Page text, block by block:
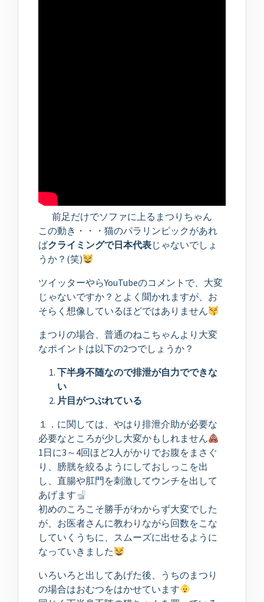
前足だけでソファに上るまつりちゃん
この動き・・・猫のパラリンピックがあれ
ばクライミングで日本代表じゃないでしょ
うか？(笑)
ツイッターやらYouTubeのコメントで、大変
じゃないですか？とよく聞かれますが、お
そらく想像しているほどではありません
まつりの場合、普通のねこちゃんより大変
なポイントは以下の2つでしょうか？
下半身不随なので排泄が自力でできな
い
片目がつぶれている
１．に関しては、やはり排泄介助が必要な
必要なところが少し大変かもしれません
1日に3～4回ほど2人がかりでお腹をまさぐ
り、膀胱を絞るようにしておしっこを出
し、直腸や肛門を刺激してウンチを出して
あげます
初めのころこそ勝手がわからず大変でした
が、お医者さんに教わりながら回数をこな
していくうちに、スムーズに出せるように
なっていきました
いろいろと出してあげた後、うちのまつり
の場合はおむつをはかせています